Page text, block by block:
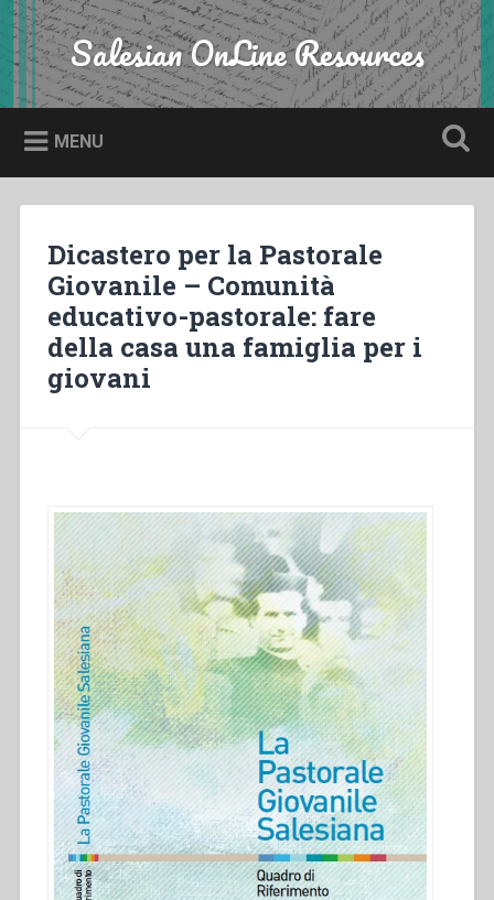
Skip
to
content
Search Salesian OnLine Resources
MENU
Dicastero per la Pastorale
Giovanile – Comunità
educativo-pastorale: fare
della casa una famiglia per i
giovani